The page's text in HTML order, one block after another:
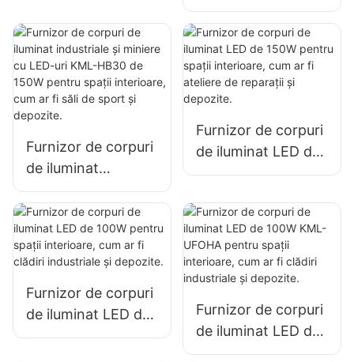
interior în fabrici,
depozite etc.
100W pentru
iluminatul de mare
îngustă KML-HB50,
pentru iluminatul
spațiilor interioare
depozite etc.
Furnizor de corpuri
de iluminat
industriale și
miniere cu LED-uri
KML-HB30 de
150W pentru spații
interioare, cum ar fi
săli de sport și
depozite.
Furnizor de corpuri
de iluminat LED de
150W pentru spații
ateliere de reparații
și depozite.
Furnizor de corpuri
de iluminat LED de
100W pentru spații
Furnizor de corpuri
de iluminat LED de
100W KML-UFOHA